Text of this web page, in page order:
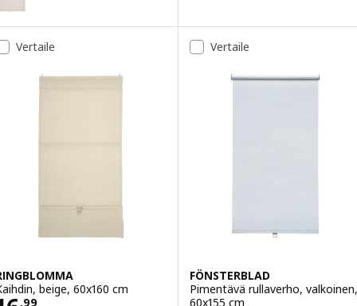
Vertaile
beige, 60x160 cm
,99
Vertaile
FÖNSTERBLAD
Pimentävä rullaverho, valkoinen,
60x155 cm